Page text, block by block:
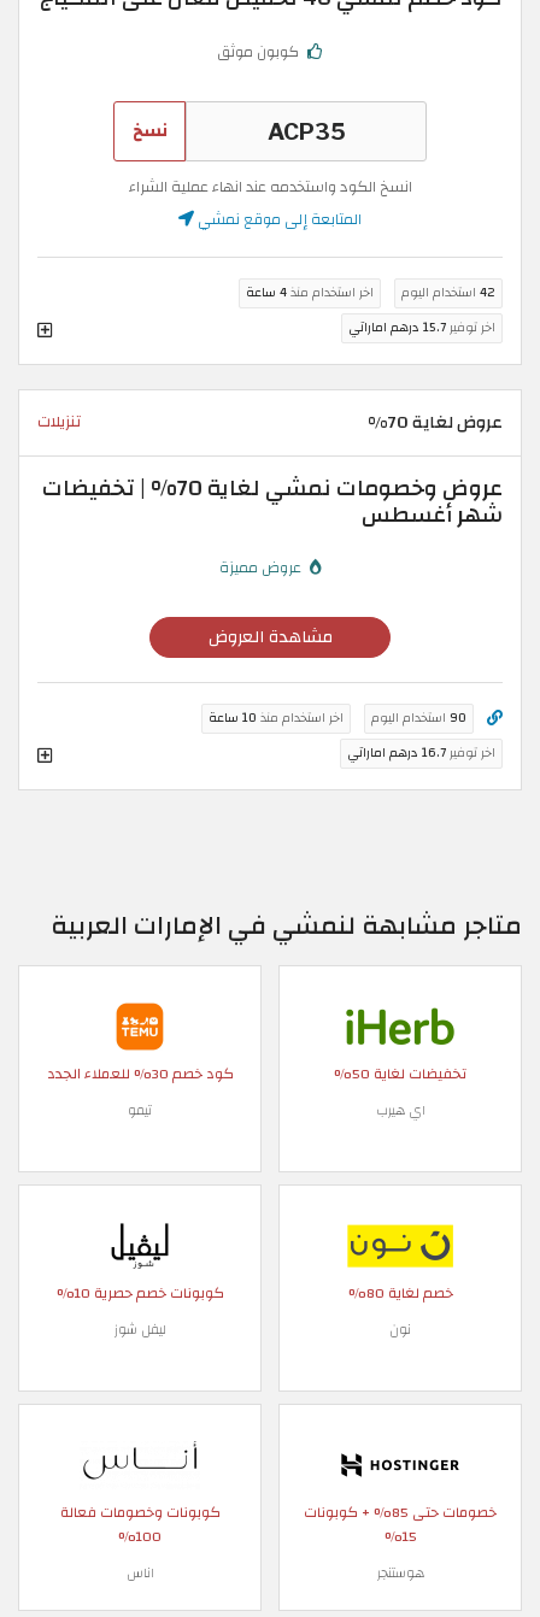
كوبون موثق
نسخ
انسخ الكود واستخدمه عند انهاء عملية الشراء
المتابعة إلى موقع نمشي
42 استخدام اليوم اخر استخدام منذ4 ساعة
اخر توفير15.7 درهم اماراتي
عروض لغاية 70% تنزيلات
عروض وخصومات نمشي لغاية 70% | تخفيضات
شهر أغسطس
عروض مميزة
مشاهدة العروض
90 استخدام اليوم اخر استخدام منذ 10 ساعة
اخر توفير16.7 درهم اماراتي
متاجر مشابهة لنمشي في الإمارات العربية
تخفيضات لغاية 50%
اي هيرب
كود خصم 30% للعملاء الجدد
تيمو
خصم لغاية 80%
نون
كوبونات خصم حصرية 10%
ليفل شوز
خصومات حتى 85% + كوبونات
15%
هوستنجر
كوبونات وخصومات فعالة
100%
اناس